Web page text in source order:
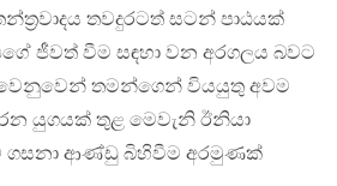
තවදුරටත් සටන් පාඨයක්
ජීවත් වීම සඳහා වන අරගලය බවට
තමන්ගෙන් වියයුතු අවම
යුගයක් තුළ මෙවැනි ඊනියා
ගසනා ආණ්ඩු බිහිවීම අරමුණක්